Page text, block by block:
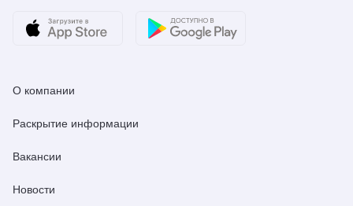
О компании
Раскрытие информации
Вакансии
Новости